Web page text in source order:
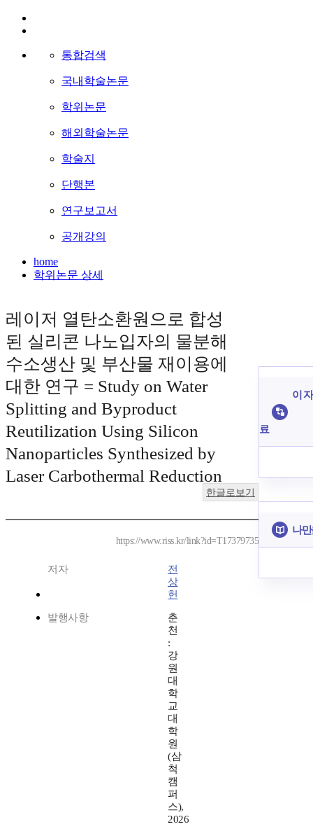
통합검색
국내학술논문
학위논문
해외학술논문
학술지
단행본
연구보고서
공개강의
home
학위논문 상세
레이저 열탄소환원으로 합성
된 실리콘 나노입자의 물분해
수소생산 및 부산물 재이용에
대한 연구 = Study on Water
Splitting and Byproduct
Reutilization Using Silicon
Nanoparticles Synthesized by
Laser Carbothermal Reduction
한글로보기
https://www.riss.kr/link?id=T17379735
저자
전
상
헌
발행사항
춘
천
:
강
원
대
학
교
대
학
원
(삼
척
캠
퍼
스),
2026
이
료
나